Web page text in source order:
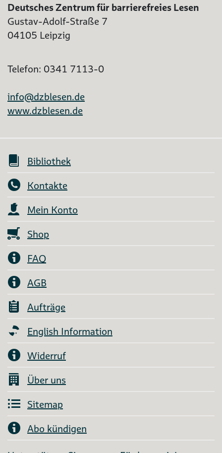
Deutsches Zentrum für barrierefreies Lesen
Gustav-Adolf-Straße 7
04105 Leipzig
Telefon: 0341 7113-0
info@dzblesen.de
www.dzblesen.de
Bibliothek
Kontakte
Mein Konto
Shop
FAQ
AGB
Aufträge
English Information
Widerruf
Über uns
Sitemap
Abo kündigen